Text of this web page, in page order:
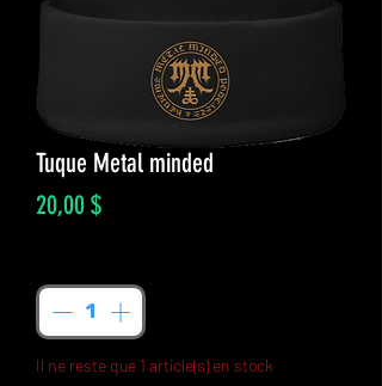
Tuque Metal minded
20,00 $Prix
Il ne reste que 1 article(s) en stock